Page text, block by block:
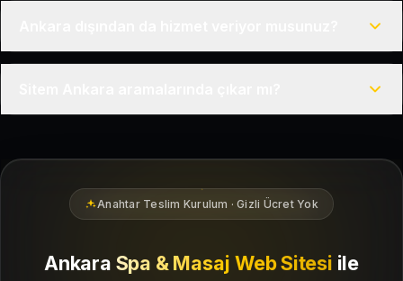
Ankara bölgesindeki yerel müşterilerin sizi bulmasına
Anahtar Teslim Kurulum · Gizli Ücret Yok
Ankara Spa & Masaj Web Sitesi ile